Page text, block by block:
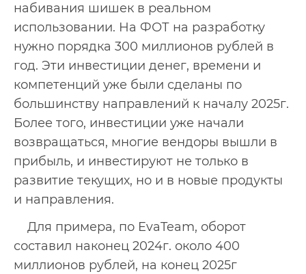
набивания шишек в реальном
использовании. На ФОТ на разработку
нужно порядка 300 миллионов рублей в
год. Эти инвестиции денег, времени и
компетенций уже были сделаны по
большинству направлений к началу 2025г.
Более того, инвестиции уже начали
возвращаться, многие вендоры вышли в
прибыль, и инвестируют не только в
развитие текущих, но и в новые продукты
и направления.
Для примера, по EvaTeam, оборот
составил наконец 2024г. около 400
миллионов рублей, на конец 2025г